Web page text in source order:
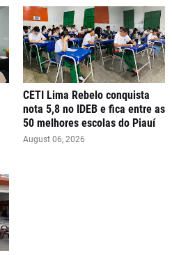
CETI Lima Rebelo conquista
nota 5,8 no IDEB e fica entre as
50 melhores escolas do Piauí
August 06, 2026